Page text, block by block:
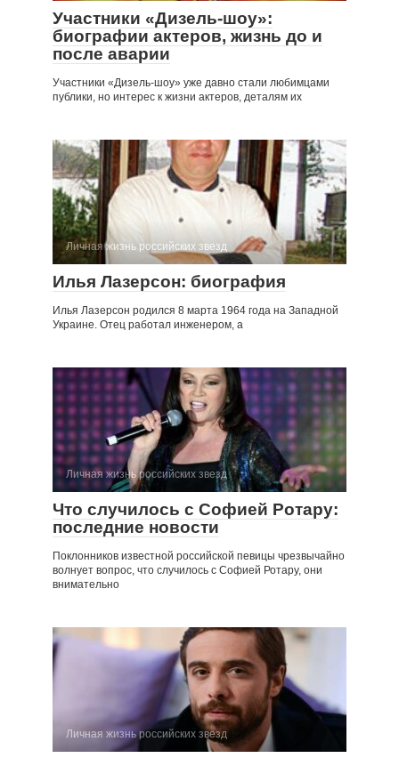
Участники «Дизель-шоу»:
биографии актеров, жизнь до и
после аварии
Участники «Дизель-шоу» уже давно стали любимцами
публики, но интерес к жизни актеров, деталям их
Личная жизнь российских звезд
Илья Лазерсон: биография
Илья Лазерсон родился 8 марта 1964 года на Западной
Украине. Отец работал инженером, а
Личная жизнь российских звезд
Что случилось с Софией Ротару:
последние новости
Поклонников известной российской певицы чрезвычайно
волнует вопрос, что случилось с Софией Ротару, они
внимательно
Личная жизнь российских звезд